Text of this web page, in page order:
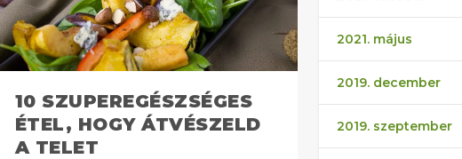
10 SZUPEREGÉSZSÉGES
ÉTEL, HOGY ÁTVÉSZELD
A TELET
2021. május
2019. december
2019. szeptember